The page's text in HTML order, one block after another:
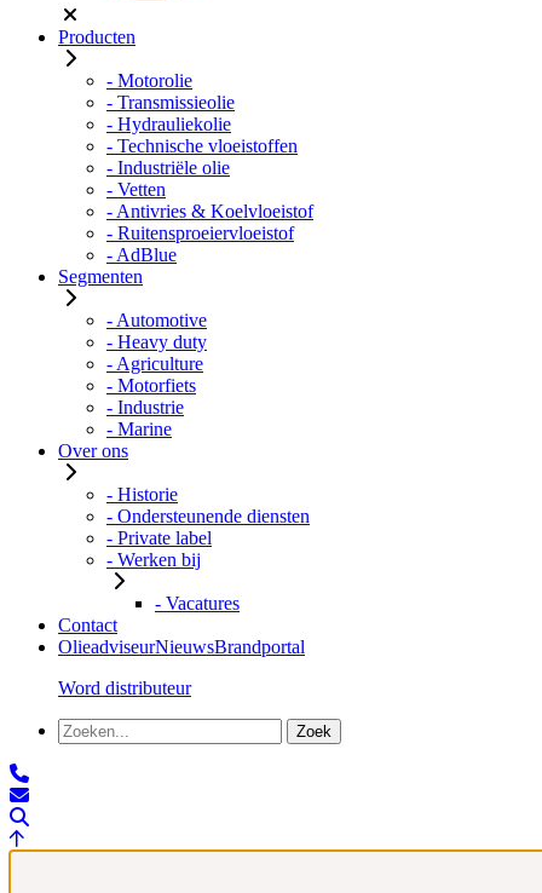
Producten
- Motorolie
- Transmissieolie
- Hydrauliekolie
- Technische vloeistoffen
- Industriële olie
- Vetten
- Antivries & Koelvloeistof
- Ruitensproeiervloeistof
- AdBlue
Segmenten
- Automotive
- Heavy duty
- Agriculture
- Motorfiets
- Industrie
- Marine
Over ons
- Historie
- Ondersteunende diensten
- Private label
- Werken bij
- Vacatures
Contact
OlieadviseurNieuwsBrandportal
Word distributeur